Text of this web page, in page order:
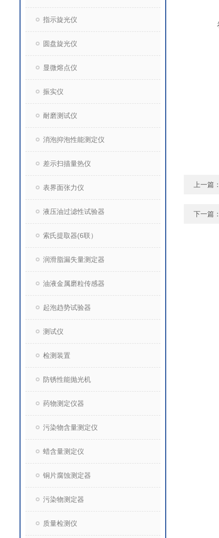
指示旋光仪
圆盘旋光仪
显微熔点仪
振实仪
耐磨测试仪
消泡抑泡性能测定仪
差示扫描量热仪
表界面张力仪
液压油过滤性试验器
索氏提取器(6联）
润滑脂漏失量测定器
油液金属磨粒传感器
起泡趋势试验器
测试仪
检测装置
防锈性能抛光机
药物测定仪器
污染物含量测定仪
蜡含量测定仪
铜片腐蚀测定器
污染物测定器
质量检测仪
上一篇
下一篇